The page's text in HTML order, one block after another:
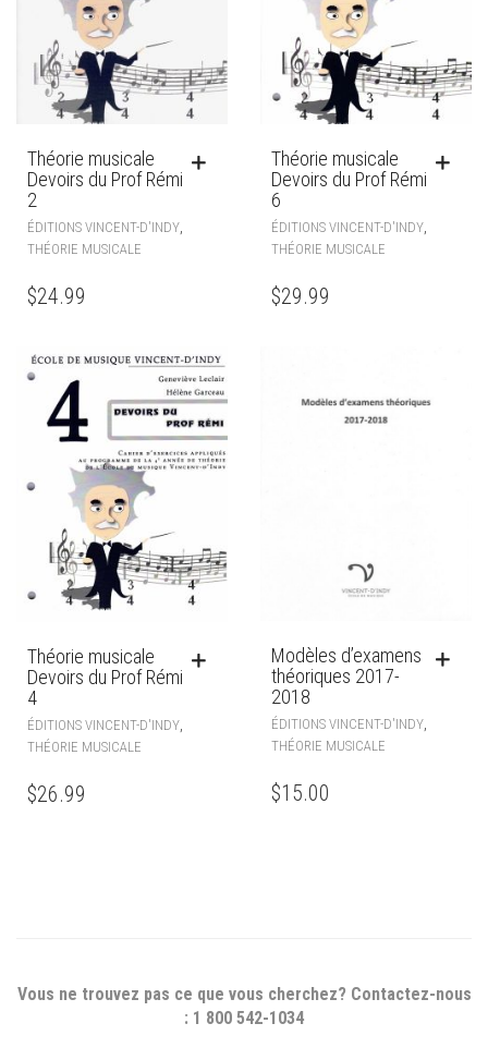
Théorie musicale
Devoirs du Prof Rémi
2
ÉDITIONS VINCENT-D'INDY
THÉORIE MUSICALE
$24.99
Théorie musicale
Devoirs du Prof Rémi
6
ÉDITIONS VINCENT-D'INDY
THÉORIE MUSICALE
$29.99
Théorie musicale
Devoirs du Prof Rémi
4
ÉDITIONS VINCENT-D'INDY
THÉORIE MUSICALE
$26.99
Modèles d’examens
théoriques 2017-
2018
ÉDITIONS VINCENT-D'INDY,
THÉORIE MUSICALE
$15.00
Vous ne trouvez pas ce que vous cherchez? Contactez-nous
: 1 800 542-1034